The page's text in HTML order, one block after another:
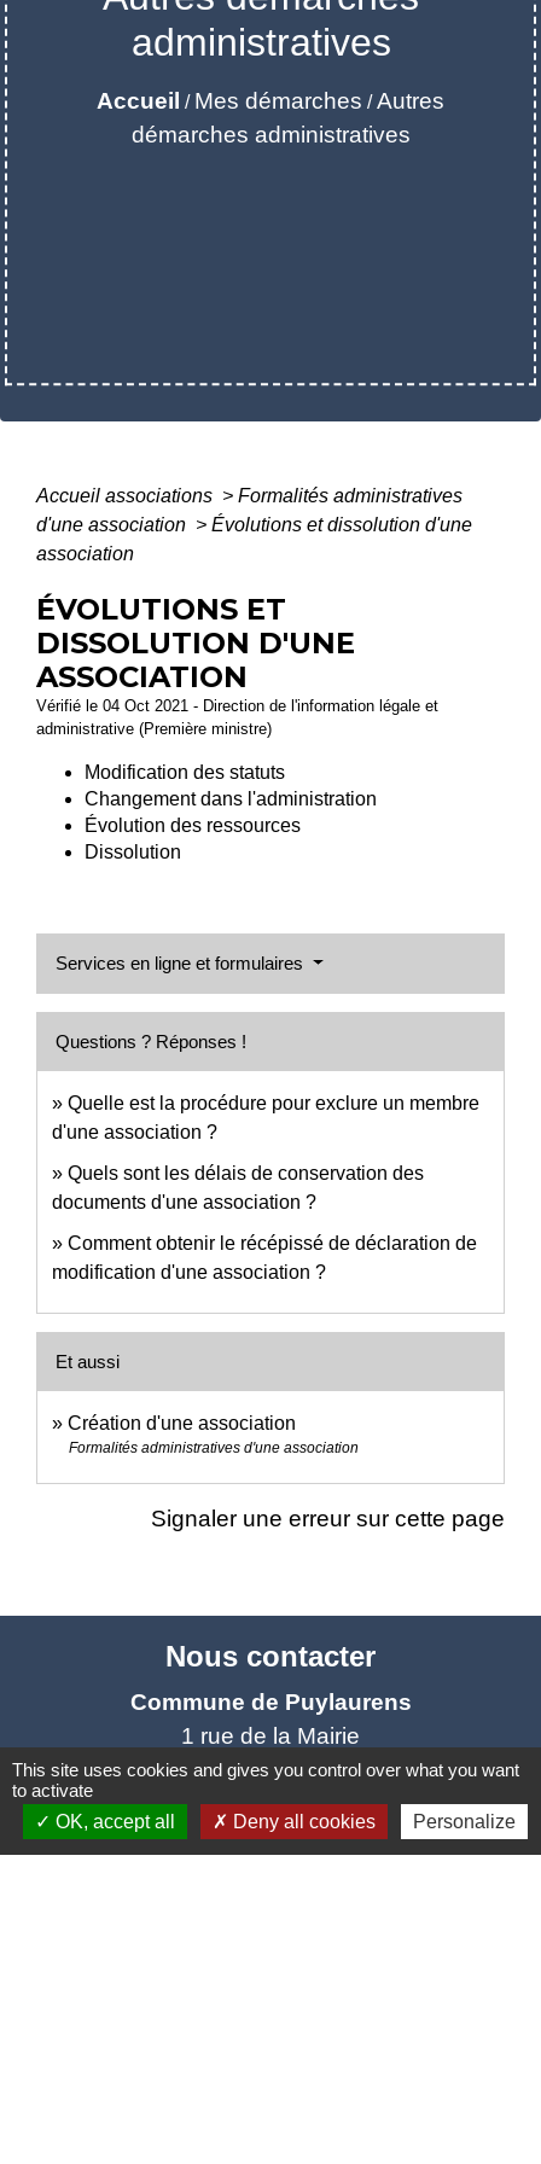
administratives
Accueil / Mes démarches /Autres
démarches administratives
Accueil associations > Formalités administratives
d'une association > Évolutions et dissolution d'une
association
ÉVOLUTIONS ET
DISSOLUTION D'UNE
ASSOCIATION
Vérifié le 04 Oct 2021 - Direction de l'information légale et
administrative (Première ministre)
Modification des statuts
Changement dans l'administration
Évolution des ressources
Dissolution
Services en ligne et formulaires
Questions ? Réponses !
Quelle est la procédure pour exclure un membre
d'une association ?
Quels sont les délais de conservation des
documents d'une association ?
Comment obtenir le récépissé de déclaration de
modification d'une association ?
Et aussi
Création d'une association
Formalités administratives d'une association
Signaler une erreur sur cette page
Nous contacter
Commune de Puylaurens
1 rue de la Mairie
81700 Puylaurens - FRANCE
+33 5 63 75 00 18
Contact par formulaire
This site uses cookies and gives you control over what you want
to activate
OK, accept all
Deny all cookies Personalize